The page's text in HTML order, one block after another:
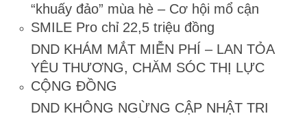
“khuấy đảo” mùa hè – Cơ hội mổ cận
SMILE Pro chỉ 22,5 triệu đồng
DND KHÁM MẮT MIỄN PHÍ – LAN TỎA
YÊU THƯƠNG, CHĂM SÓC THỊ LỰC
CỘNG ĐỒNG
DND KHÔNG NGỪNG CẬP NHẬT TRI